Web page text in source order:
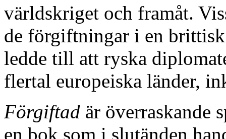
världskriget och framåt.
de förgiftningar i en brittisk
ledde till att ryska
flertal europeiska länder,
Förgiftad är överraskande
en bok som i slutänden